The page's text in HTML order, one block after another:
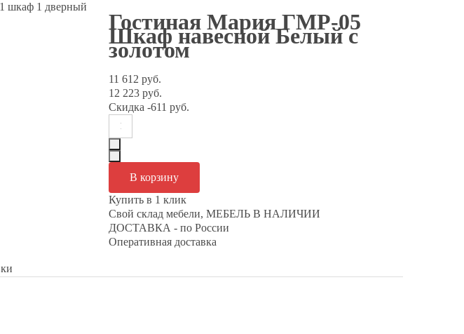
шкаф 1 дверный
Гостиная Мария ГМР-05
Шкаф навесной Белый с
золотом
11 612 руб.
12 223 руб.
Скидка -611 руб.
Купить в 1 клик
Свой склад мебели, МЕБЕЛЬ В НАЛИЧИИ
ДОСТАВКА - по России
Оперативная доставка